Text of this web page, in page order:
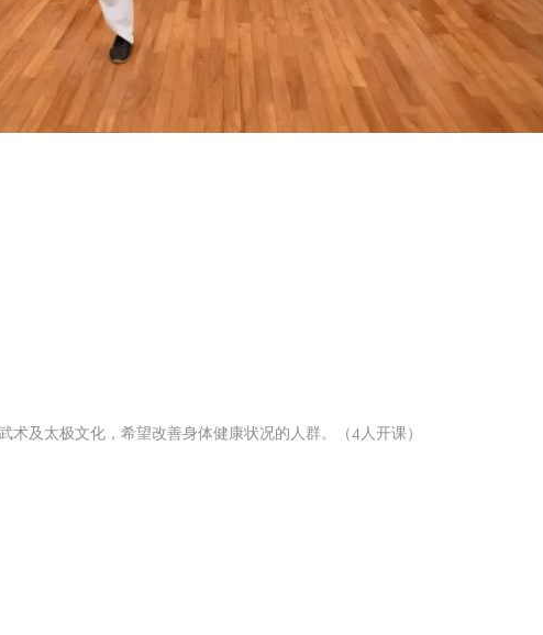
及太极文化，希望改善身体健康状况的人群。（4人开课）